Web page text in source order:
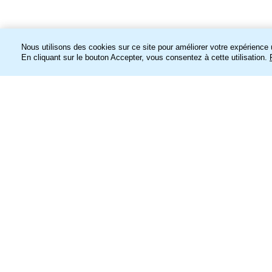
Nous utilisons des cookies sur ce site pour améliorer votre expérience
En cliquant sur le bouton Accepter, vous consentez à cette utilisation.